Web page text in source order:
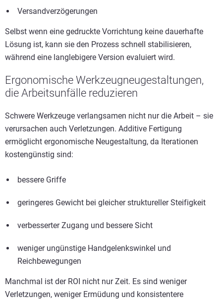
Versandverzögerungen
Selbst wenn eine gedruckte Vorrichtung keine dauerhafte
Lösung ist, kann sie den Prozess schnell stabilisieren,
während eine langlebigere Version evaluiert wird.
Ergonomische Werkzeugneugestaltungen,
die Arbeitsunfälle reduzieren
Schwere Werkzeuge verlangsamen nicht nur die Arbeit – sie
verursachen auch Verletzungen. Additive Fertigung
ermöglicht ergonomische Neugestaltung, da Iterationen
kostengünstig sind:
bessere Griffe
geringeres Gewicht bei gleicher struktureller Steifigkeit
verbesserter Zugang und bessere Sicht
weniger ungünstige Handgelenkswinkel und
Reichbewegungen
Manchmal ist der ROI nicht nur Zeit. Es sind weniger
Verletzungen, weniger Ermüdung und konsistentere